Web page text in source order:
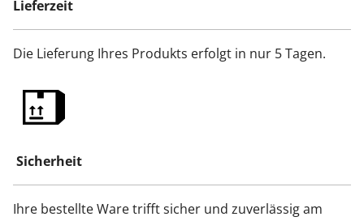
Lieferzeit
Die Lieferung Ihres Produkts erfolgt in nur 5 Tagen.
Sicherheit
Ihre bestellte Ware trifft sicher und zuverlässig am